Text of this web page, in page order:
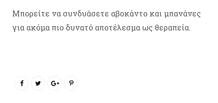
Μπορείτε να συνδυάσετε αβοκάντο και μπανάνες
για ακόμα πιο δυνατό αποτέλεσμα ως θεραπεία.